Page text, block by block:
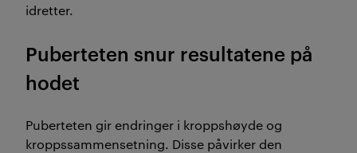
idretter.
Puberteten snur resultatene på
hodet
Puberteten gir endringer i kroppshøyde og
kroppssammensetning. Disse påvirker den